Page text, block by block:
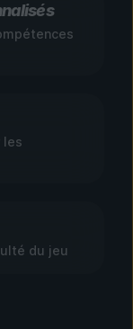
les
du jeu